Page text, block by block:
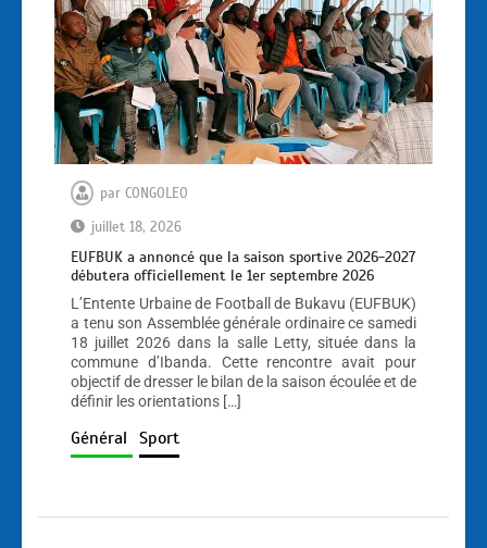
par CONGOLEO
juillet 18, 2026
EUFBUK a annoncé que la saison sportive 2026-2027
débutera officiellement le 1er septembre 2026
L’Entente Urbaine de Football de Bukavu (EUFBUK)
a tenu son Assemblée générale ordinaire ce samedi
18 juillet 2026 dans la salle Letty, située dans la
commune d’Ibanda. Cette rencontre avait pour
objectif de dresser le bilan de la saison écoulée et de
définir les orientations […]
Général Sport